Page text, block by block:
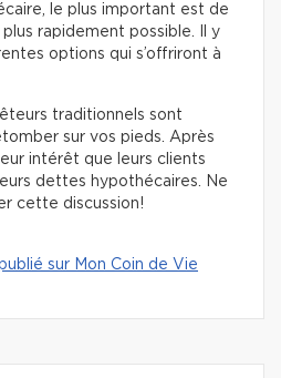
le plus important est de
rapidement possible. Il y
options qui s’offriront à
traditionnels sont
sur vos pieds. Après
intérêt que leurs clients
dettes hypothécaires. Ne
cette discussion!
sur Mon Coin de Vie